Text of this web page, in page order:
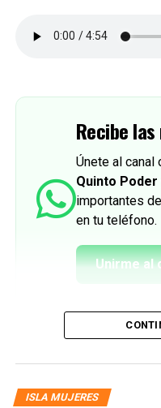
Recibe
Únete al canal
Quinto Poder
importantes
en tu teléfono.
Unirme al
ISLA MUJERES